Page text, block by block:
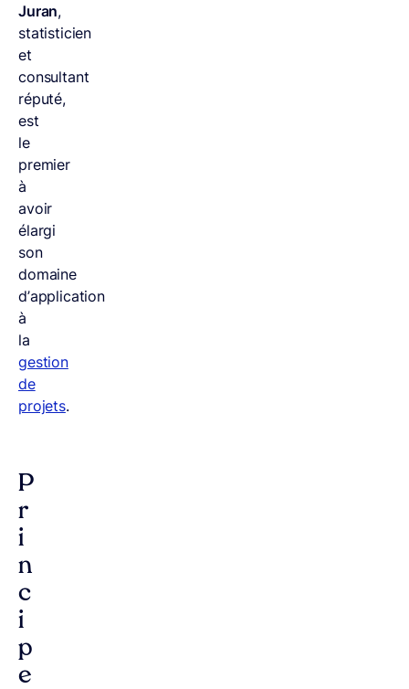
Juran,
statisticien
et
consultant
réputé,
est
le
premier
à
avoir
élargi
son
domaine
d’application
à
la
gestion
de
projets.
P
r
i
n
c
i
p
e